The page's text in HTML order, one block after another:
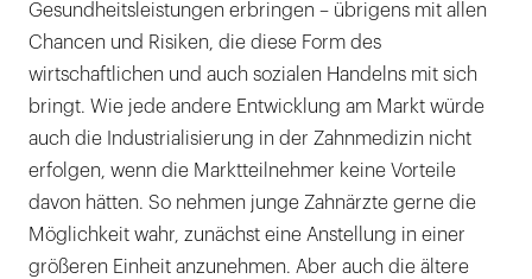
Gesundheitsleistungen erbringen – übrigens mit allen
Chancen und Risiken, die diese Form des
wirtschaftlichen und auch sozialen Handelns mit sich
bringt. Wie jede andere Entwicklung am Markt würde
auch die Industrialisierung in der Zahnmedizin nicht
erfolgen, wenn die Marktteilnehmer keine Vorteile
davon hätten. So nehmen junge Zahnärzte gerne die
Möglichkeit wahr, zunächst eine Anstellung in einer
größeren Einheit anzunehmen. Aber auch die ältere